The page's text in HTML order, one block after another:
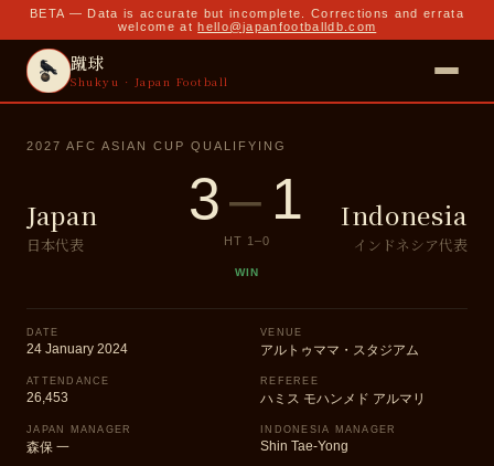
BETA — Data is accurate but incomplete. Corrections and errata
welcome at hello@japanfootballdb.com
蹴球
Shukyu · Japan Football
2027 AFC ASIAN CUP QUALIFYING
Japan
日本代表
3– 1
HT 1 –0
WIN
Indonesia
インドネシア代表
DATE
24 January 2024
VENUE
アルトゥママ・スタジアム
ATTENDANCE
26,453
REFEREE
ハミス モハンメド アルマリ
JAPAN MANAGER
森保 一
INDONESIA MANAGER
Shin Tae-Yong